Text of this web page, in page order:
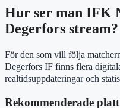
Hur ser man IFK
Degerfors stream?
För den som vill följa
Degerfors IF finns flera
realtidsuppdateringar och
Rekommenderade